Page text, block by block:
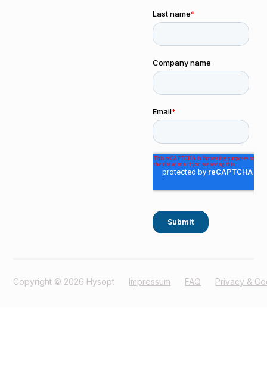
Copyright © 2026 Hysopt Impressum FAQ Privacy &